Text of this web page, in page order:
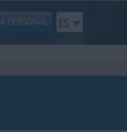
PERSONAL ES